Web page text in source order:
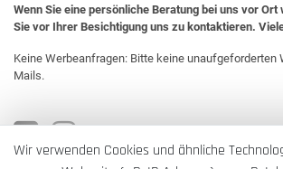
Wenn Sie eine persönliche Beratung bei uns vor
Sie vor Ihrer Besichtigung uns zu kontaktieren.
Keine Werbeanfragen: Bitte keine unaufgeforderten
Mails.
Wir verwenden Cookies und ähnliche